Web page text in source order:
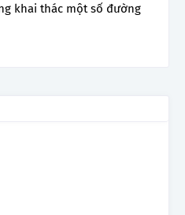
khai thác một số đường